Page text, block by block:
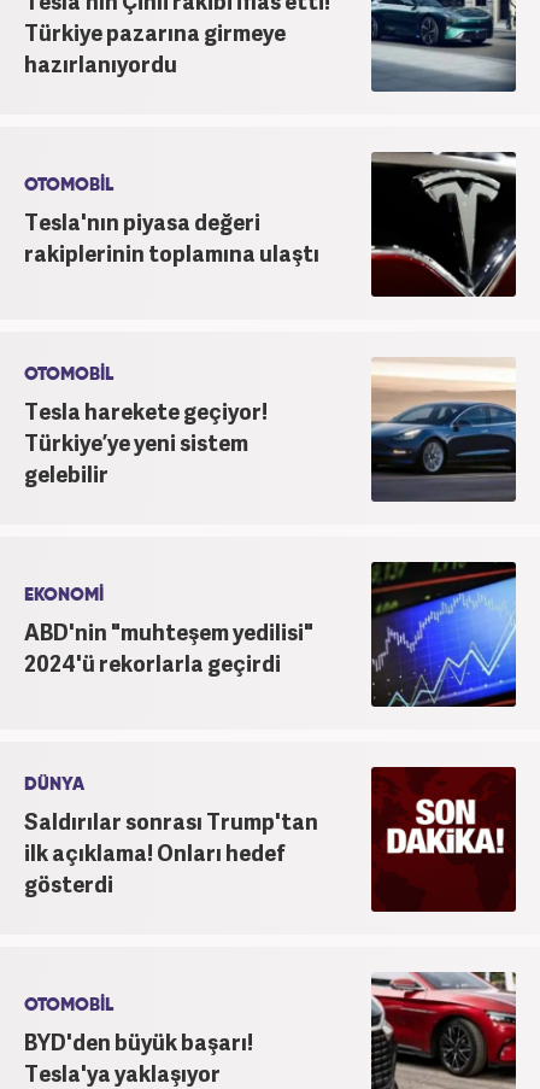
Türkiye pazarına girmeye
hazırlanıyordu
OTOMOBİL
Tesla'nın piyasa değeri
rakiplerinin toplamına ulaştı
OTOMOBİL
Tesla harekete geçiyor!
Türkiye’ye yeni sistem
gelebilir
EKONOMİ
ABD'nin "muhteşem yedilisi"
2024'ü rekorlarla geçirdi
DÜNYA
Saldırılar sonrası Trump'tan
ilk açıklama! Onları hedef
gösterdi
OTOMOBİL
BYD'den büyük başarı!
Tesla'ya yaklaşıyor